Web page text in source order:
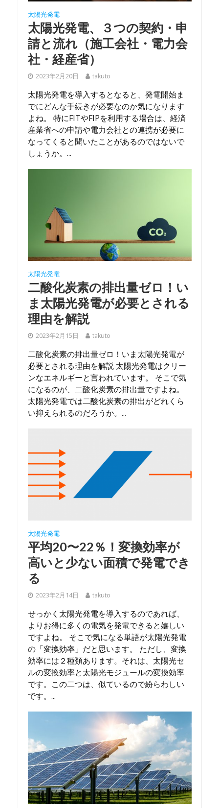
太陽光発電
太陽光発電、３つの契約・申
請と流れ（施工会社・電力会
社・経産省）
2023年2月20日 takuto
太陽光発電を導入するとなると、発電開始ま
でにどんな手続きが必要なのか気になります
よね。 特にFITやFIPを利用する場合は、経済
産業省への申請や電力会社との連携が必要に
なってくると聞いたことがあるのではないで
しょうか。...
太陽光発電
二酸化炭素の排出量ゼロ！い
ま太陽光発電が必要とされる
理由を解説
2023年2月15日 takuto
二酸化炭素の排出量ゼロ！いま太陽光発電が
必要とされる理由を解説 太陽光発電はクリー
ンなエネルギーと言われています。 そこで気
になるのが、二酸化炭素の排出量ですよね。
太陽光発電では二酸化炭素の排出がどれくら
い抑えられるのだろうか。...
太陽光発電
平均20〜22％！変換効率が
高いと少ない面積で発電でき
る
2023年2月14日 takuto
せっかく太陽光発電を導入するのであれば、
よりお得に多くの電気を発電できると嬉しい
ですよね。 そこで気になる単語が太陽光発電
の「変換効率」だと思います。 ただし、変換
効率には２種類あります。それは、太陽光セ
ルの変換効率と太陽光モジュールの変換効率
です。この二つは、似ているので紛らわしい
です。...